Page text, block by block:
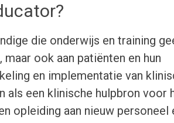
die onderwijs en training
ook aan patiënten en hun
en implementatie van
als een klinische hulpbron voor
opleiding aan nieuw personeel